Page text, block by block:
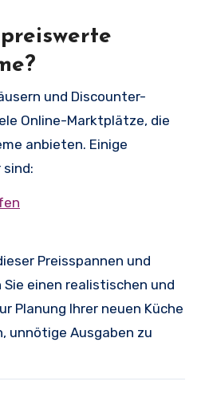
und Discounter-
Online-Marktplätze, die
anbieten. Einige
Preisspannen und
einen realistischen und
Planung Ihrer neuen Küche
unnötige Ausgaben zu